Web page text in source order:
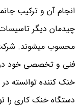
انجام آن و ترکیب
چیدمان دیگر
محسوب میشوند.
فنی و تخصصی خود
خنک کننده توانسته
دستگاه خنک کاری را